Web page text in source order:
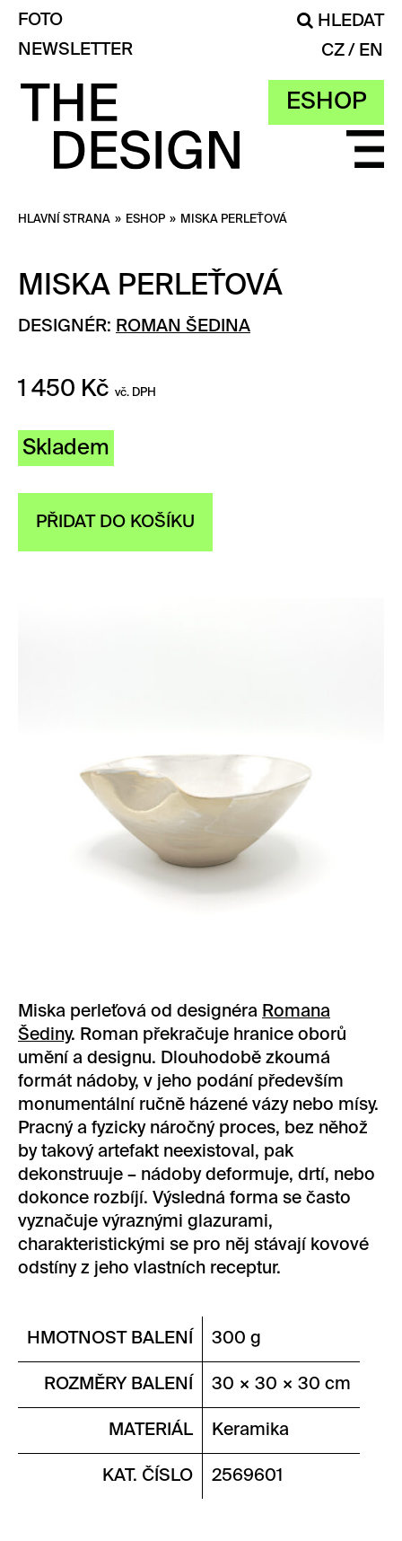
ESHOP
FOTO
HLEDAT
NEWSLETTER
CZ EN
HLAVNÍ STRANA » ESHOP » MISKA PERLEŤOVÁ
MISKA PERLEŤOVÁ
DESIGNÉR: ROMAN ŠEDINA
1 450 Kč vč. DPH
Skladem
PŘIDAT DO KOŠÍKU
Miska perleťová od designéra Romana
Šediny. Roman překračuje hranice oborů
umění a designu. Dlouhodobě zkoumá
formát nádoby, v jeho podání především
monumentální ručně házené vázy nebo mísy.
Pracný a fyzicky náročný proces, bez něhož
by takový artefakt neexistoval, pak
dekonstruuje – nádoby deformuje, drtí, nebo
dokonce rozbíjí. Výsledná forma se často
vyznačuje výraznými glazurami,
charakteristickými se pro něj stávají kovové
odstíny z jeho vlastních receptur.
HMOTNOST BALENÍ 300 g
ROZMĚRY BALENÍ 30 × 30 × 30 cm
MATERIÁL Keramika
KAT. ČÍSLO 2569601